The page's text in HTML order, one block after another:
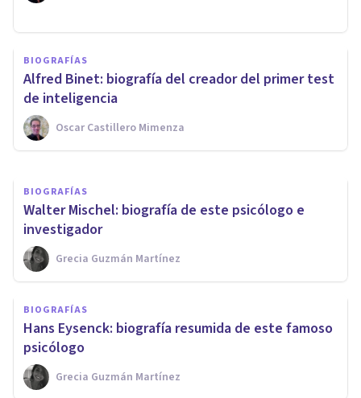
BIOGRAFÍAS
Alfred Binet: biografía del creador del primer test
de inteligencia
Oscar Castillero Mimenza
21 temas que debes estudiar
para ser un psicólogo
excelente
Juan Armando Corbin
BIOGRAFÍAS
Walter Mischel: biografía de este psicólogo e
investigador
Grecia Guzmán Martínez
BIOGRAFÍAS
Hans Eysenck: biografía resumida de este famoso
psicólogo
Grecia Guzmán Martínez